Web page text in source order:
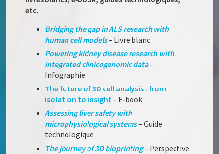
etc.
Bridging the gap in ALS research with
human cell models– Livre blanc
Powering kidney disease research with
integrated clinicogenomic data–
Infographie
The future of 3D cell analysis : from
isolation to insight– E‑book
Assessing liver safety with
microphysiological systems– Guide
technologique
The journey of 3D bioprinting– Perspective